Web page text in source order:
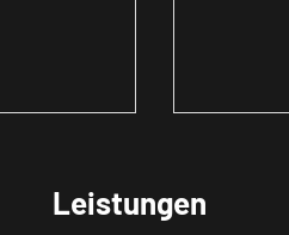
Leistungen